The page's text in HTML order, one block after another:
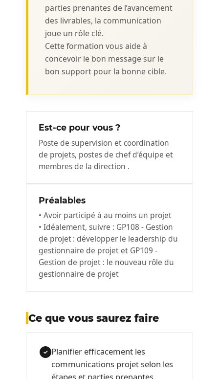
parties prenantes de l’avancement
des livrables, la communication
joue un rôle clé.
Cette formation vous aide à
concevoir le bon message sur le
bon support pour la bonne cible.
Est-ce pour vous ?
Poste de supervision et coordination
de projets, postes de chef d’équipe et
membres de la direction .
Préalables
• Avoir participé à au moins un projet
• Idéalement, suivre : GP108 - Gestion
de projet : développer le leadership du
gestionnaire de projet et GP109 -
Gestion de projet : le nouveau rôle du
gestionnaire de projet
Ce que vous saurez faire
✓ Planifier efficacement les
communications projet selon les
étapes et parties prenantes